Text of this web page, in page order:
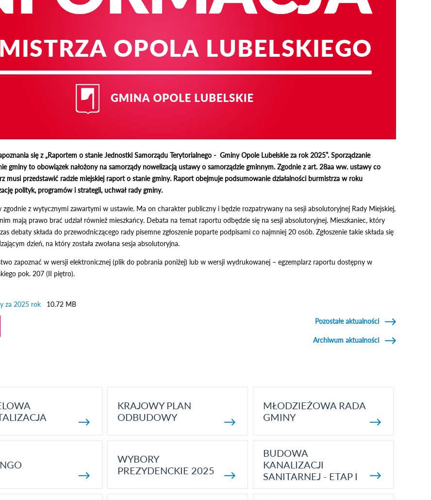
się z „Raportem o stanie Jednostki Samorządu Terytorialnego - Gminy Opole Lubelskie za rok 2025”. Sporządzanie
gminy to obowiązek nałożony na samorządy nowelizacją ustawy o samorządzie gminnym. Zgodnie z art. 28aa ww. ustawy co
musi przedstawić radzie miejskiej raport o stanie gminy. Raport obejmuje podsumowanie działalności burmistrza w roku
polityk, programów i strategii, uchwał rady gminy.
zgodnie z wytycznymi zawartymi w ustawie. Ma on charakter publiczny i będzie rozpatrywany na sesji absolutoryjnej Rady Miejskiej,
mają prawo brać udział również mieszkańcy. Debata na temat raportu odbędzie się na sesji absolutoryjnej. Mieszkaniec, który
debaty składa do przewodniczącego rady pisemne zgłoszenie poparte podpisami co najmniej 20 osób. Zgłoszenie takie składa się
dzień, na który została zwołana sesja absolutoryjna.
zapoznać w wersji elektronicznej (plik do pobrania poniżej) lub w wersji wydrukowanej – egzemplarz raportu dostępny w
pok. 207 (II piętro).
za 2025 rok
10.72 MB
Pozostałe aktualności
Archiwum aktualności
KRAJOWY PLAN
ODBUDOWY
MŁODZIEŻOWA RADA
GMINY
WYBORY
PREZYDENCKIE 2025
BUDOWA
KANALIZACJI
SANITARNEJ - ETAP I